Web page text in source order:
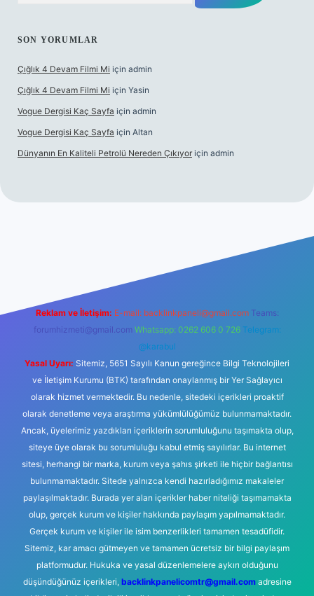
SON YORUMLAR
Çığlık 4 Devam Filmi Mi için admin
Çığlık 4 Devam Filmi Mi için Yasin
Vogue Dergisi Kaç Sayfa için admin
Vogue Dergisi Kaç Sayfa için Altan
Dünyanın En Kaliteli Petrolü Nereden Çıkıyor için admin
Reklam ve İletişim: E-mail: backlinkpaneli@gmail.com Teams:
forumhizmeti@gmail.com Whatsapp: 0262 606 0 726 Telegram:
@karabul
Yasal Uyarı: Sitemiz, 5651 Sayılı Kanun gereğince Bilgi Teknolojileri
ve İletişim Kurumu (BTK) tarafından onaylanmış bir Yer Sağlayıcı
olarak hizmet vermektedir. Bu nedenle, sitedeki içerikleri proaktif
olarak denetleme veya araştırma yükümlülüğümüz bulunmamaktadır.
Ancak, üyelerimiz yazdıkları içeriklerin sorumluluğunu taşımakta olup,
siteye üye olarak bu sorumluluğu kabul etmiş sayılırlar. Bu internet
sitesi, herhangi bir marka, kurum veya şahıs şirketi ile hiçbir bağlantısı
bulunmamaktadır. Sitede yalnızca kendi hazırladığımız makaleler
paylaşılmaktadır. Burada yer alan içerikler haber niteliği taşımamakta
olup, gerçek kurum ve kişiler hakkında paylaşım yapılmamaktadır.
Gerçek kurum ve kişiler ile isim benzerlikleri tamamen tesadüfidir.
Sitemiz, kar amacı gütmeyen ve tamamen ücretsiz bir bilgi paylaşım
platformudur. Hukuka ve yasal düzenlemelere aykırı olduğunu
düşündüğünüz içerikleri, backlinkpanelicomtr@gmail.comadresine